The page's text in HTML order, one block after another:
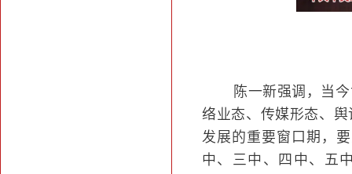
陈一新强调，当
络业态、传媒形态、
发展的重要窗口期，
中、三中、四中、五